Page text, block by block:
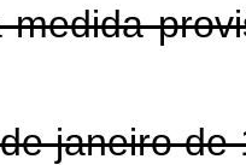
medida
janeiro de